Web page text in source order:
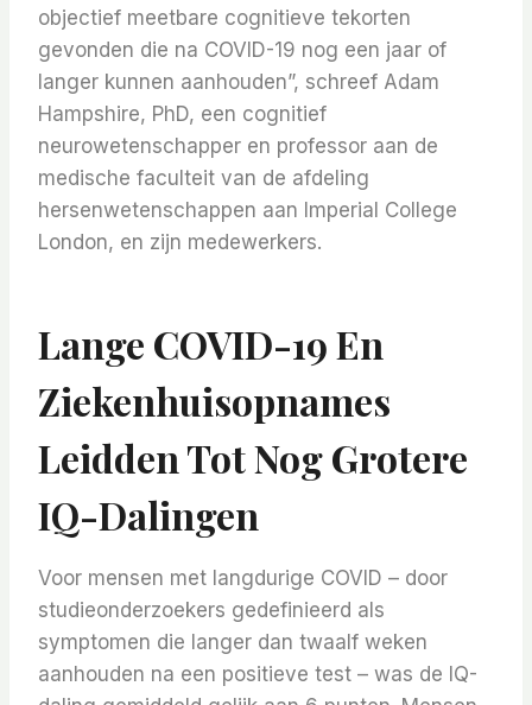
objectief meetbare cognitieve tekorten
gevonden die na COVID-19 nog een jaar of
langer kunnen aanhouden”, schreef Adam
Hampshire, PhD, een cognitief
neurowetenschapper en professor aan de
medische faculteit van de afdeling
hersenwetenschappen aan Imperial College
London, en zijn medewerkers.
Lange COVID-19 En
Ziekenhuisopnames
Leidden Tot Nog Grotere
IQ-Dalingen
Voor mensen met langdurige COVID – door
studieonderzoekers gedefinieerd als
symptomen die langer dan twaalf weken
aanhouden na een positieve test – was de IQ-